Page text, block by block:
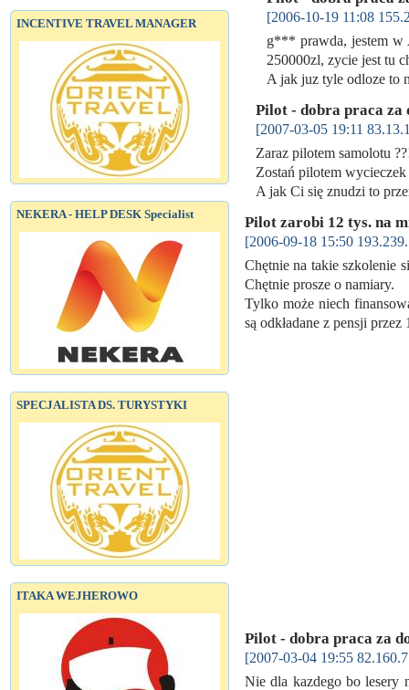
INCENTIVE TRAVEL MANAGER
NEKERA - HELP DESK Specialist
SPECJALISTA DS. TURYSTYKI
ITAKA WEJHEROWO
[2006-10-19 11:08
g*** prawda, jestem w
250000zl, zycie jest tu
A jak juz tyle odloze to
Pilot - dobra praca za
[2007-03-05 19:11
Zaraz pilotem samolotu
Zostań pilotem
A jak Ci się znudzi to
Pilot zarobi 12 tys. na
[2006-09-18 15:50
Chętnie na takie szkolenie
Chętnie prosze o namiary.
Tylko może niech
są odkładane z pensji
Pilot - dobra praca za
[2007-03-04 19:55
Nie dla kazdego bo lesery